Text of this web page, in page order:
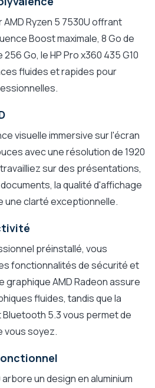
Ryzen 5 7530U offrant
Boost maximale, 8 Go de
256 Go, le HP Pro x360 435 G10
fluides et rapides pour
visuelle immersive sur l'écran
avec une résolution de 1920
sur des présentations,
la qualité d'affichage
une clarté exceptionnelle.
préinstallé, vous
fonctionnalités de sécurité et
graphique AMD Radeon assure
fluides, tandis que la
5.3 vous permet de
vous soyez.
arbore un design en aluminium